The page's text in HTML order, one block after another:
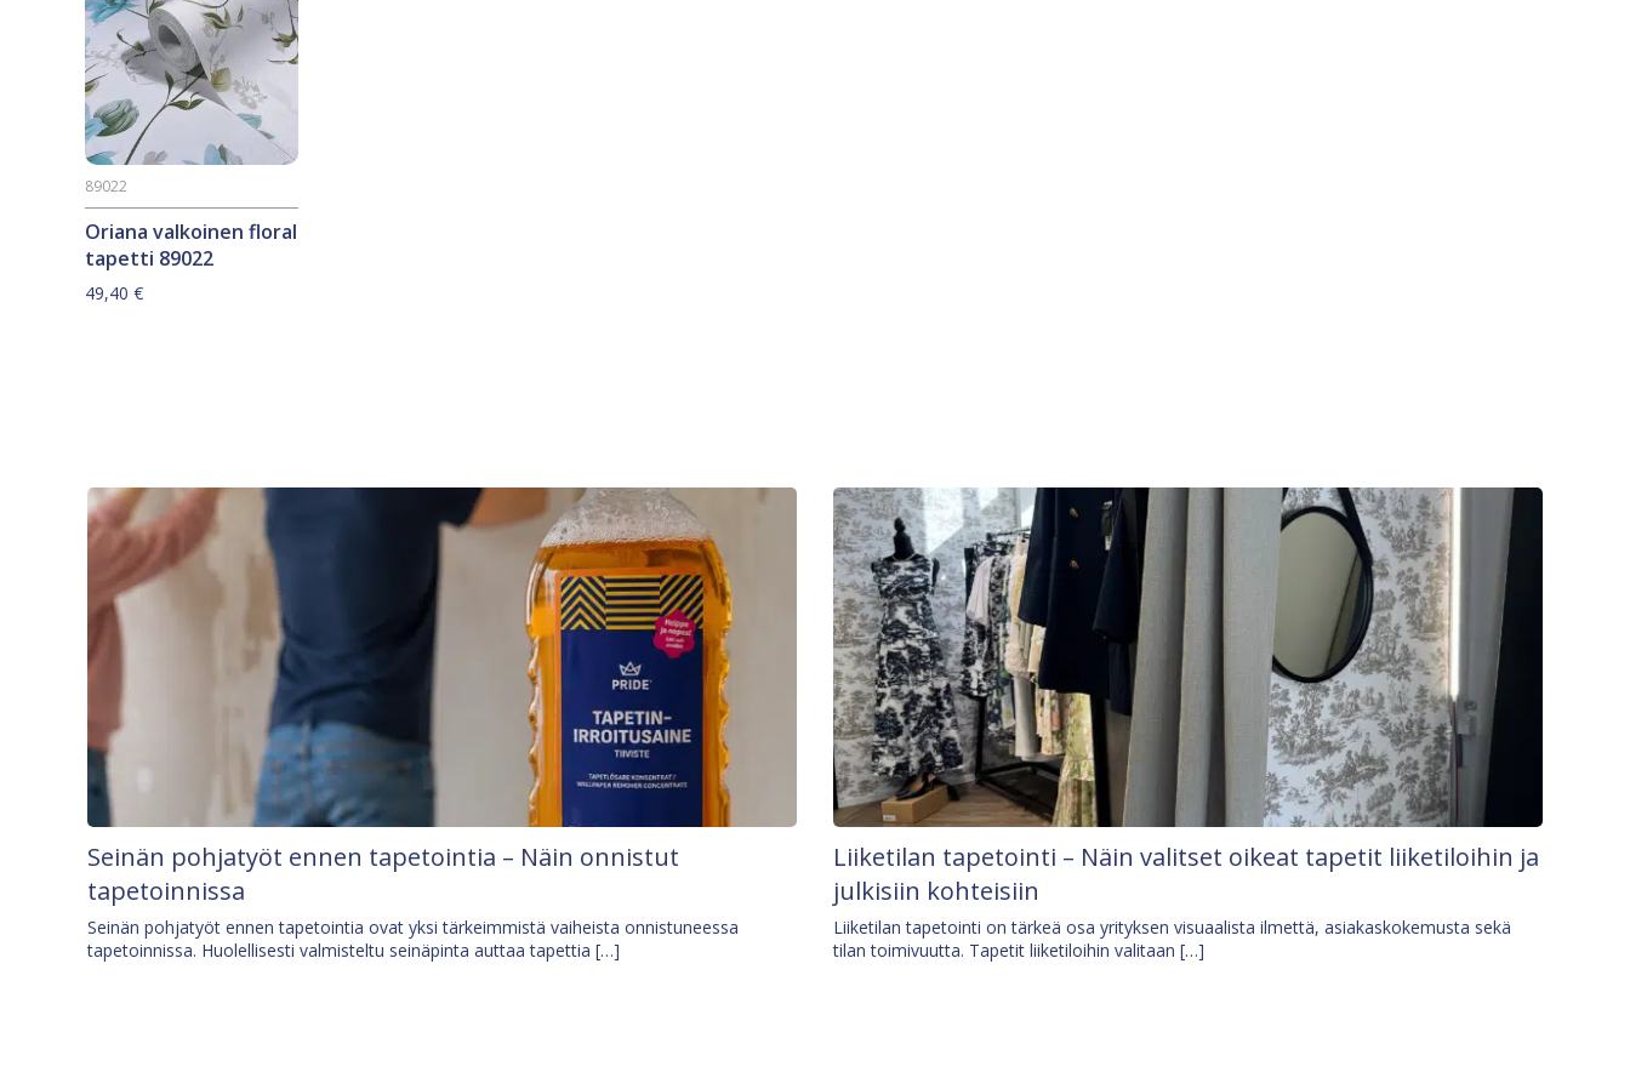
Oriana valkoinen floral
tapetti 89022
89022
49,40 €
Seinän pohjatyöt ennen tapetointia – Näin onnistut
tapetoinnissa
Seinän pohjatyöt ennen tapetointia ovat yksi tärkeimmistä vaiheista onnistuneessa
tapetoinnissa. Huolellisesti valmisteltu seinäpinta auttaa tapettia […]
Liiketilan tapetointi – Näin valitset oikeat tapetit liiketiloihin ja
julkisiin kohteisiin
Liiketilan tapetointi on tärkeä osa yrityksen visuaalista ilmettä, asiakaskokemusta sekä
tilan toimivuutta. Tapetit liiketiloihin valitaan […]